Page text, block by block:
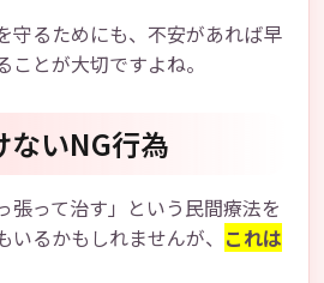
守るためにも、不安があれば早
とが大切ですよね。
ないNG行為
張って治す」という民間療法を
るかもしれませんが、 これは